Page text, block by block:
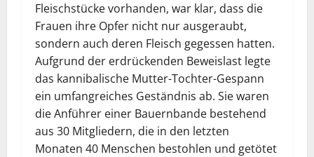
Fleischstücke vorhanden, war klar, dass die
Frauen ihre Opfer nicht nur ausgeraubt,
sondern auch deren Fleisch gegessen hatten.
Aufgrund der erdrückenden Beweislast legte
das kannibalische Mutter-Tochter-Gespann
ein umfangreiches Geständnis ab. Sie waren
die Anführer einer Bauernbande bestehend
aus 30 Mitgliedern, die in den letzten
Monaten 40 Menschen bestohlen und getötet